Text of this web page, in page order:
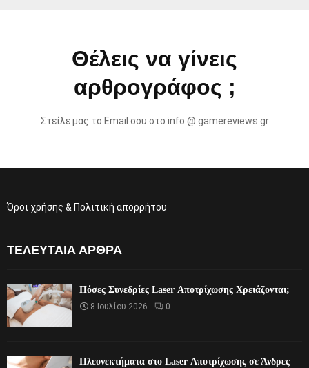
Θέλεις να γίνεις
αρθρογράφος ;
Στείλε μας το Email σου στο info @ gamereviews.gr
Όροι χρήσης & Πολιτική απορρήτου
ΤΕΛΕΥΤΑΊΑ ΆΡΘΡΑ
Πόσες Συνεδρίες Laser Αποτρίχωσης Χρειάζονται;
8 Ιουλίου 2026 0
Πλεονεκτήματα στο Laser Αποτρίχωσης σε Άνδρες